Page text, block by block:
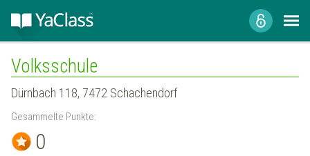
Volksschule
Dürnbach 118, 7472 Schachendorf
Gesammelte Punkte:
0